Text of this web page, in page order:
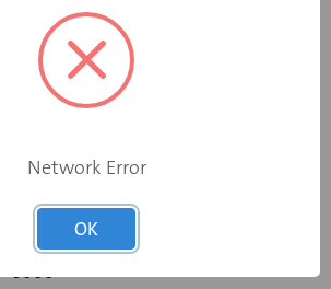
dampen afgezogen worden
systemen waarbij een bijzondere
vereist wordt
Geprofileerd aluminium
3000
Network Error
OK